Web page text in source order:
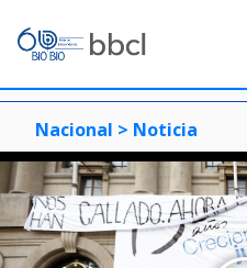
Nacional > Noticia